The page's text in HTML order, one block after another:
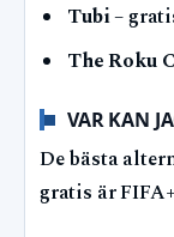
Tubi–
The Roku
VAR KAN
De bästa
gratis är